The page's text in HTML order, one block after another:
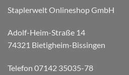
Staplerwelt Onlineshop GmbH
Adolf-Heim-Straße 14
74321 Bietigheim-Bissingen
Telefon 07142 35035-78